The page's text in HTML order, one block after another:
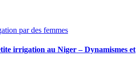
irrigation au Niger – Dynamismes et